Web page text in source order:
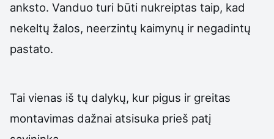
anksto. Vanduo turi būti nukreiptas taip, kad
nekeltų žalos, neerzintų kaimynų ir negadintų
pastato.
Tai vienas iš tų dalykų, kur pigus ir greitas
montavimas dažnai atsisuka prieš patį